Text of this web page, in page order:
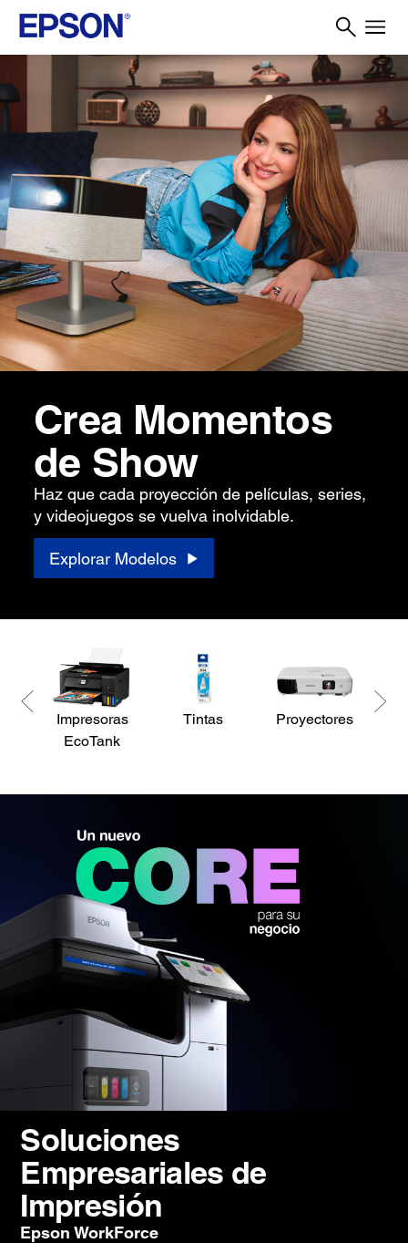
Crea Momentos
de Show
Haz que cada proyección de películas, series,
y videojuegos se vuelva inolvidable.
Explorar Modelos
Impresoras
EcoTank
Tintas Proyectores
Soluciones
Empresariales de
Impresión
Epson WorkForce